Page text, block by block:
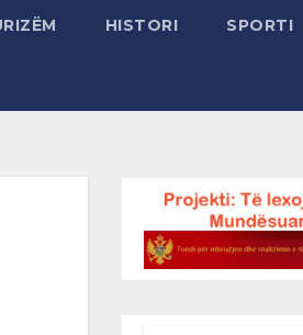
HISTORI SPORTI